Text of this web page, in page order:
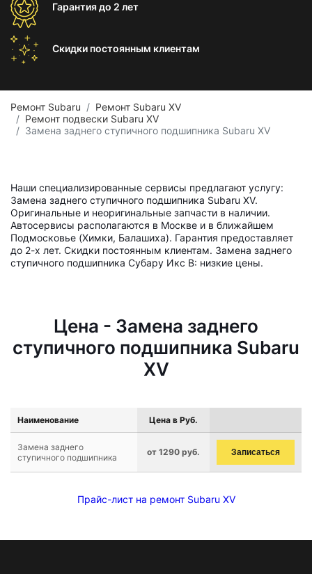
Гарантиядо 2 лет
Скидки постоянным клиентам
Ремонт Subaru
Ремонт Subaru XV
Ремонт подвески Subaru XV
Замена заднего ступичного подшипника Subaru XV
Наши специализированные сервисы предлагают услугу:
Замена заднего ступичного подшипника Subaru XV.
Оригинальные и неоригинальные запчасти в наличии.
Автосервисы располагаются в Москве и в ближайшем
Подмосковье (Химки, Балашиха). Гарантия предоставляет
до 2-х лет. Скидки постоянным клиентам. Замена заднего
ступичного подшипника Субару Икс В: низкие цены.
Цена - Замена заднего
ступичного подшипника Subaru
XV
Наименование Цена в Руб.
Замена заднего
ступичного подшипника
от 1290 руб. Записаться
Прайс-лист на ремонт Subaru XV